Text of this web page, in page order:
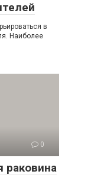
в
Наиболее
0
раковина